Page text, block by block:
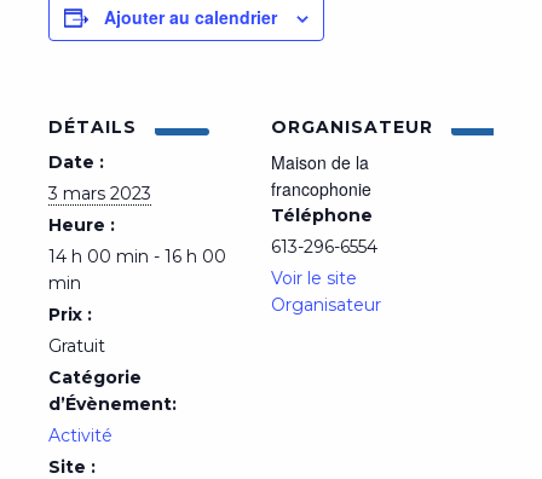
Ajouter au calendrier
DÉTAILS
Date :
3 mars 2023
Heure :
14 h 00 min - 16 h 00
min
Prix :
Gratuit
Catégorie
d’Évènement:
Activité
Site :
ORGANISATEUR
Maison de la
francophonie
Téléphone
613-296-6554
Voir le site
Organisateur